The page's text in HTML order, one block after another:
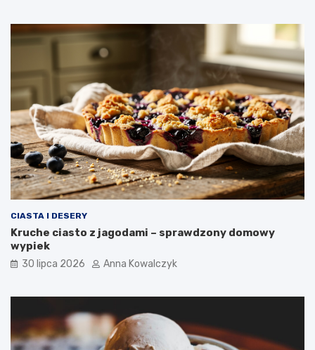
CIASTA I DESERY
Kruche ciasto z jagodami – sprawdzony domowy
wypiek
30 lipca 2026 Anna Kowalczyk